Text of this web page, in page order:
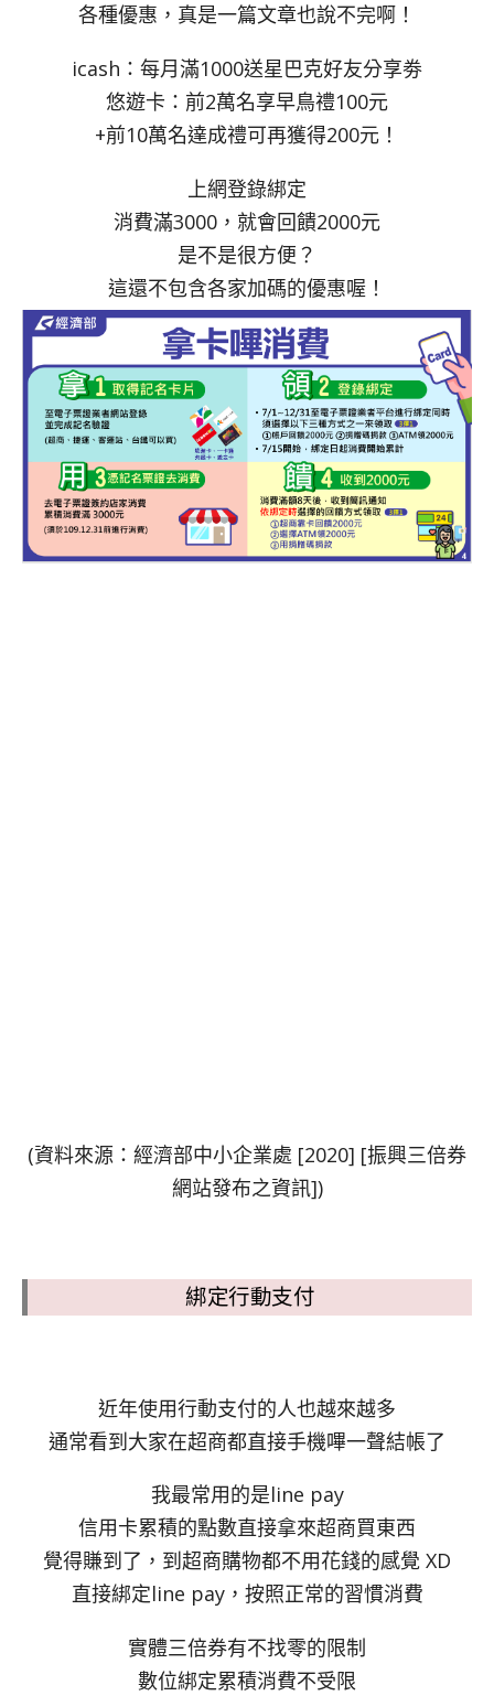
各種優惠，真是一篇文章也說不完啊！
icash：每月滿1000送星巴克好友分享劵
悠遊卡：前2萬名享早鳥禮100元
+前10萬名達成禮可再獲得200元！
上網登錄綁定
消費滿3000，就會回饋2000元
是不是很方便？
這還不包含各家加碼的優惠喔！
(資料來源：經濟部中小企業處 [2020] [振興三倍券
網站發布之資訊])
綁定行動支付
近年使用行動支付的人也越來越多
通常看到大家在超商都直接手機嗶一聲結帳了
我最常用的是line pay
信用卡累積的點數直接拿來超商買東西
覺得賺到了，到超商購物都不用花錢的感覺 XD
直接綁定line pay，按照正常的習慣消費
實體三倍券有不找零的限制
數位綁定累積消費不受限